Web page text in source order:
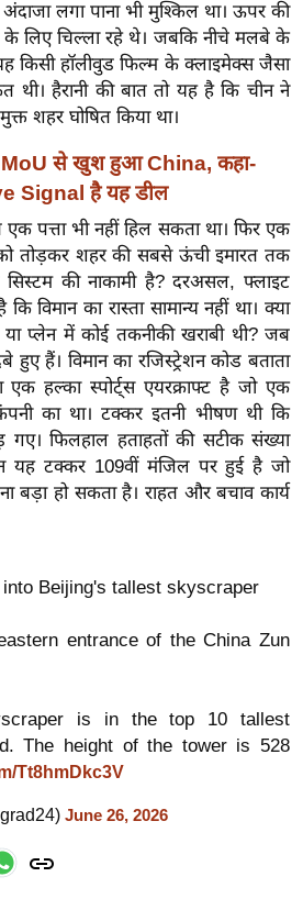
लगा पाना भी मुश्किल था। ऊपर की
लिए चिल्ला रहे थे। जबकि नीचे मलबे के
किसी हॉलीवुड फिल्म के क्लाइमेक्स जैसा
हैरानी की बात तो यह है कि चीन ने
शहर घोषित किया था।
से खुश हुआ China, कहा-
Signal है यह डील
पत्ता भी नहीं हिल सकता था। फिर एक
को तोड़कर शहर की सबसे ऊंची इमारत तक
की नाकामी है? दरअसल, फ्लाइट
विमान का रास्ता सामान्य नहीं था। क्या
प्लेन में कोई तकनीकी खराबी थी? जब
हैं। विमान का रजिस्ट्रेशन कोड बताता
हल्का स्पोर्ट्स एयरक्राफ्ट है जो एक
का था। टक्कर इतनी भीषण थी कि
गए। फिलहाल हताहतों की सटीक संख्या
यह टक्कर 109वीं मंजिल पर हुई है जो
बड़ा हो सकता है। राहत और बचाव कार्य
Beijing's tallest skyscraper
entrance of the China Zun
is in the top 10 tallest
The height of the tower is 528
Tt8hmDkc3V
June 26, 2026